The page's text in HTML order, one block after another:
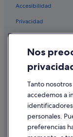
Accesibilidad
Privacidad
Condiciones de uso
Información legal/
Pautas sobre el
Ayuda
Nos
Tanto
accedemos a
personales.
preferencias